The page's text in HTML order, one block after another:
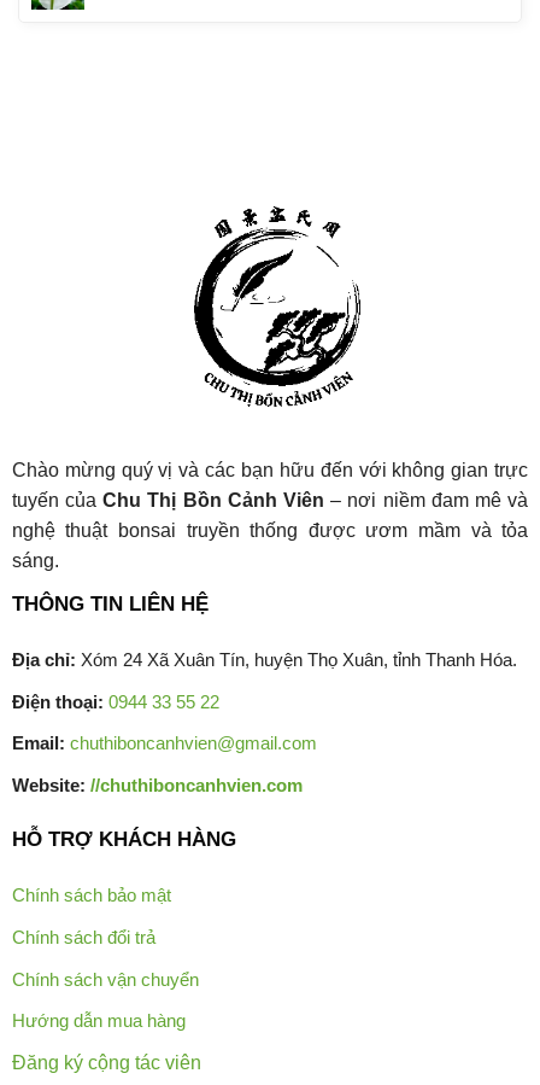
Chào mừng quý vị và các bạn hữu đến với không gian trực
tuyến củaChu Thị Bồn Cảnh Viên – nơi niềm đam mê và
nghệ thuật bonsai truyền thống được ươm mầm và tỏa
sáng.
THÔNG TIN LIÊN HỆ
Địa chỉ: Xóm 24 Xã Xuân Tín, huyện Thọ Xuân, tỉnh Thanh Hóa.
Điện thoại: 0944 33 55 22
Email: chuthiboncanhvien@gmail.com
Website: //chuthiboncanhvien.com
HỖ TRỢ KHÁCH HÀNG
Chính sách bảo mật
Chính sách đổi trả
Chính sách vận chuyển
Hướng dẫn mua hàng
Đăng ký cộng tác viên